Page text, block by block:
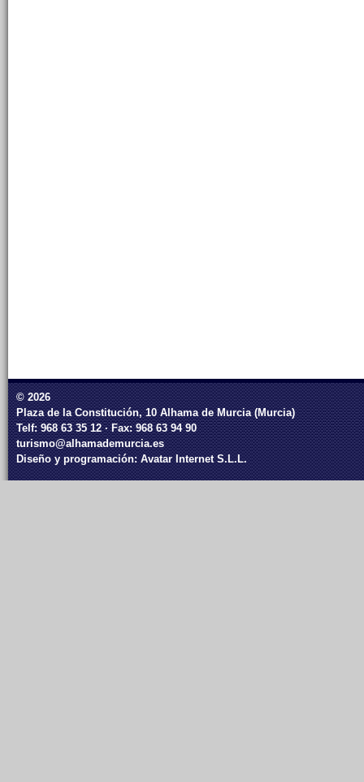
© 2026
Plaza de la Constitución, 10 Alhama de Murcia (Murcia)
Telf: 968 63 35 12 · Fax: 968 63 94 90
turismo@alhamademurcia.es
Diseño y programación:Avatar Internet S.L.L.